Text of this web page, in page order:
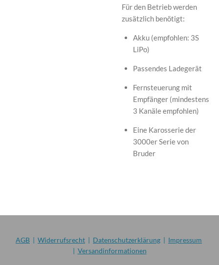
Für den Betrieb werden
zusätzlich benötigt:
Akku (empfohlen: 3S
LiPo)
Passendes Ladegerät
Fernsteuerung mit
Empfänger (mindestens
3 Kanäle empfohlen)
Eine Karosserie der
3000er Serie von
Bruder
AGB | Widerrufsrecht | Datenschutzerklärung | Impressum
| Versandinformationen